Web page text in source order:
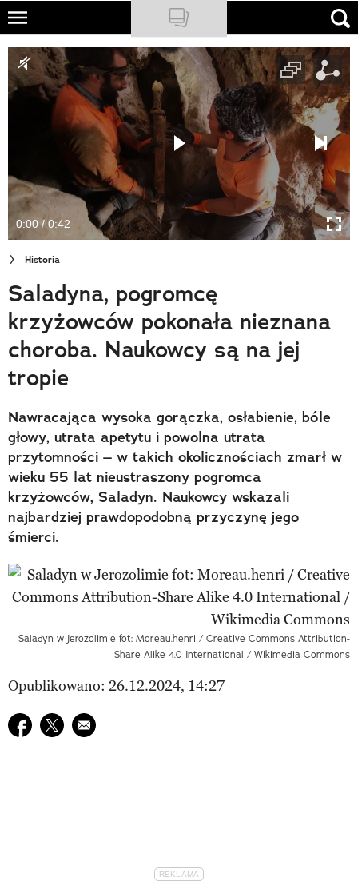
Skip
main
content
NATIONAL GEOGRAPHIC
TRAVELER
PODCASTY
Newsletter
Cuda Polski
Wielki Konkurs Fotograficzny
Trendbook Podróżniczy
Polecane
0:00 / 0:42
Historia
Saladyna, pogromcę
krzyżowców pokonała nieznana
choroba. Naukowcy są na jej
tropie
Nawracająca wysoka gorączka, osłabienie, bóle
głowy, utrata apetytu i powolna utrata
przytomności – w takich okolicznościach zmarł w
wieku 55 lat nieustraszony pogromca
krzyżowców, Saladyn. Naukowcy wskazali
najbardziej prawdopodobną przyczynę jego
śmierci.
Saladyn w Jerozolimie fot: Moreau.henri / Creative Commons Attribution-
Share Alike 4.0 International / Wikimedia Commons
Opublikowano: 26.12.2024, 14:27
Udostępnij na facebook
Udostępnij na twitter
E-mail do przyjaciela